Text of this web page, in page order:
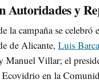
Autoridades y
la campaña se
de Alicante, Luis
Villar; el
en la